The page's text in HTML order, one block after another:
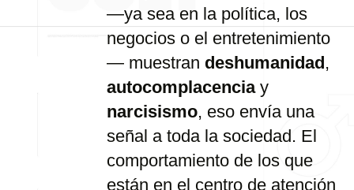
—ya sea en la política, los
negocios o el entretenimiento
— muestran deshumanidad,
autocomplacencia y
narcisismo, eso envía una
señal a toda la sociedad. El
comportamiento de los que
están en el centro de atención